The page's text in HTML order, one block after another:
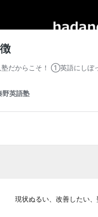
るい、改善したい、塾が